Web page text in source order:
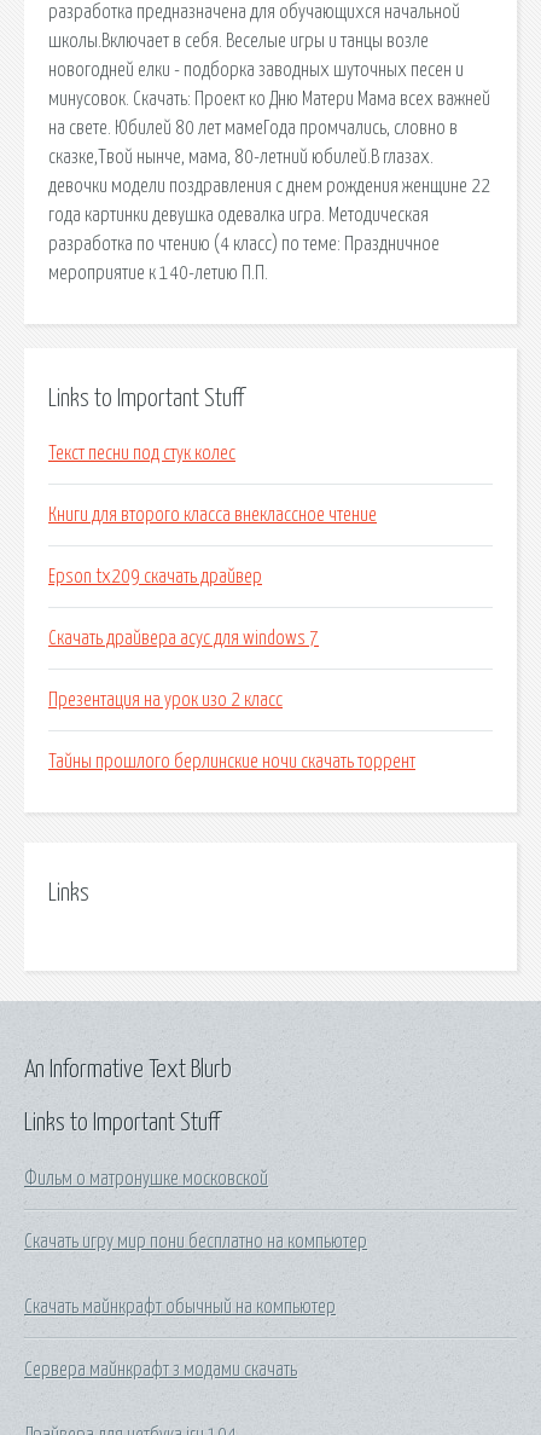
разработка предназначена для обучающихся начальной
школы.Включает в себя. Веселые игры и танцы возле
новогодней елки - подборка заводных шуточных песен и
минусовок. Скачать: Проект ко Дню Матери Мама всех важней
на свете. Юбилей 80 лет мамеГода промчались, словно в
сказке,Твой нынче, мама, 80-летний юбилей.В глазах.
девочки модели поздравления с днем рождения женщине 22
года картинки девушка одевалка игра. Методическая
разработка по чтению (4 класс) по теме: Праздничное
мероприятие к 140-летию П.П.
Links to Important Stuff
Текст песни под стук колес
Книги для второго класса внеклассное чтение
Epson tx209 скачать драйвер
Скачать драйвера асус для windows 7
Презентация на урок изо 2 класс
Тайны прошлого берлинские ночи скачать торрент
Links
Links to Important Stuff
Фильм о матронушке московской
Скачать игру мир пони бесплатно на компьютер
Скачать майнкрафт обычный на компьютер
Сервера майнкрафт з модами скачать
An Informative Text Blurb